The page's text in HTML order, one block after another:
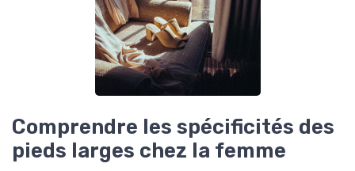
Comprendre les spécificités des
pieds larges chez la femme